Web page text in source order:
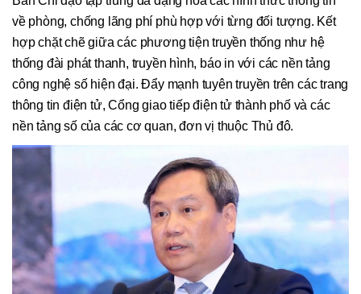
về phòng, chống lãng phí phù hợp với từng đối tượng. Kết
hợp chặt chẽ giữa các phương tiện truyền thống như hệ
thống đài phát thanh, truyền hình, báo in với các nền tảng
công nghệ số hiện đại. Đẩy mạnh tuyên truyền trên các trang
thông tin điện tử, Cổng giao tiếp điện tử thành phố và các
nền tảng số của các cơ quan, đơn vị thuộc Thủ đô.